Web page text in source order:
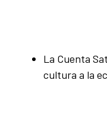
La Cuenta
cultura a la